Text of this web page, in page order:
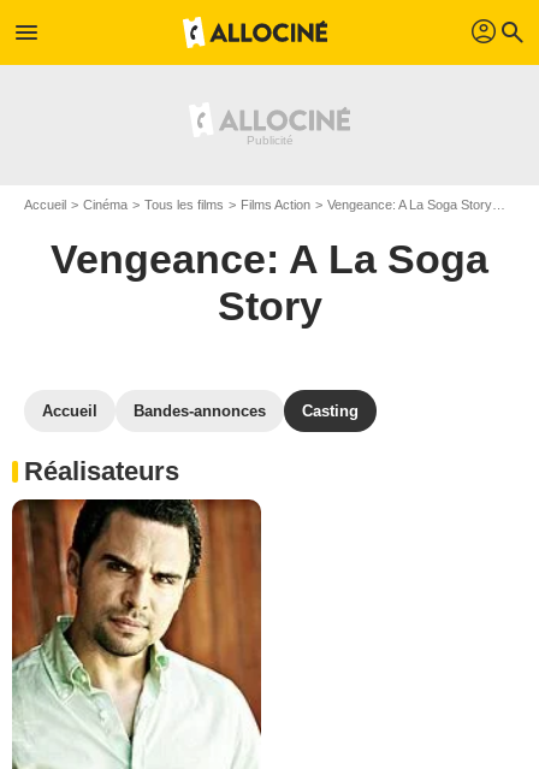
menu profil search
Accueil Cinéma Tous les films Films Action Vengeance: A La Soga Story
Vengeance: A La Soga
Story
Accueil Bandes-annonces Casting
Réalisateurs